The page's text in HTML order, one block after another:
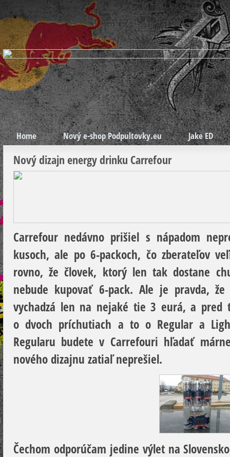
Home Nový e-shop Podpultovky.eu Jake ED
Nový dizajn energy drinku Carrefour
Carrefour nedávno prišiel s nápadom
kusoch, ale po 6-packoch, čo zberateľov
rovno, že človek, ktorý len tak dostane
nebude kupovať 6-pack. Ale je pravda,
vychadzá len na nejaké tie 3 eurá, a
o dvoch príchutiach a to o Regular a
Regularu budete v Carrefouri hľadať
nového dizajnu zatiaľ neprešiel.
Čechom odporúčam jedine výlet na